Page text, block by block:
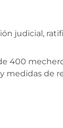
judicial,
400
medidas de